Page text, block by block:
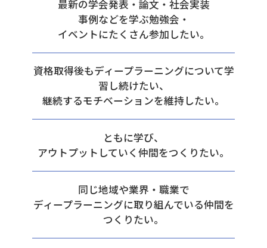
最新の学会発表・論文・社会実装
事例などを学ぶ勉強会・
イベントにたくさん参加したい。
資格取得後もディープラーニングについて学
習し続けたい、
継続するモチベーションを維持したい。
ともに学び、
アウトプットしていく仲間をつくりたい。
同じ地域や業界・職業で
ディープラーニングに取り組んでいる仲間を
つくりたい。